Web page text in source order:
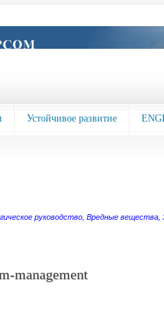
Устойчивое развитие
руководство, Вредные вещества,